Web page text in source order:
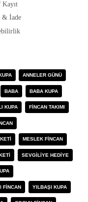
& İade
ANNELER GÜNÜ
BABA BABA KUPA
KUPA FINCAN TAKIMI
MESLEK FINCAN
SEVGILIYE HEDIYE
FINCAN YILBAŞI KUPA